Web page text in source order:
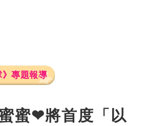
專題報導
蜜❤將首度「以